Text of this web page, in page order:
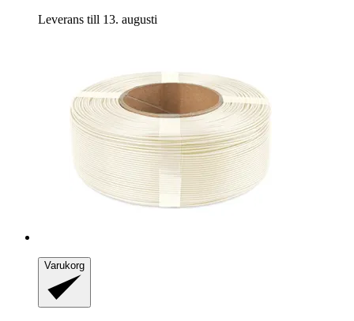
Leverans till 13. augusti
Varukorg